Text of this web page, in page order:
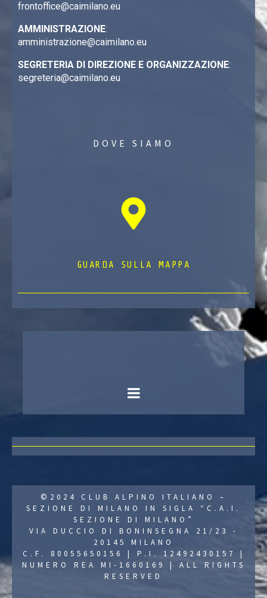
frontoffice@caimilano.eu
AMMINISTRAZIONE:
amministrazione@caimilano.eu
SEGRETERIA DI DIREZIONE E ORGANIZZAZIONE:
segreteria@caimilano.eu
DOVE SIAMO
GUARDA SULLA MAPPA
©2024 CLUB ALPINO ITALIANO –
SEZIONE DI MILANO IN SIGLA “C.A.I.
SEZIONE DI MILANO”
VIA DUCCIO DI BONINSEGNA 21/23 -
20145 MILANO
C.F. 80055650156 | P.I. 12492430157 |
NUMERO REA MI-1660169 | ALL RIGHTS
RESERVED